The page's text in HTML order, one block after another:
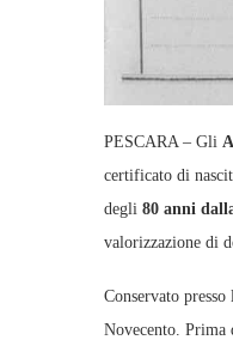
PESCARA – Gli
certificato di
degli 80 anni
valorizzazione di
Conservato presso
Novecento.